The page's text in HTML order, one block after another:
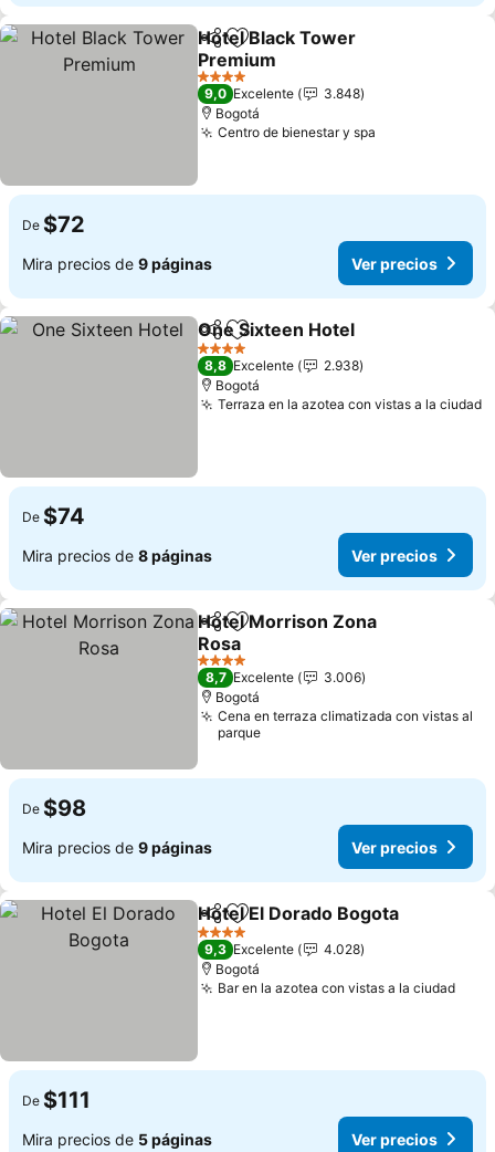
CompartirAgregar a favoritos
Hotel Black Tower
Premium
4 Estrellas
9,0 Excelente
3.848
Bogotá
Centro de bienestar y spa
De $72
Mira precios de 9 páginas Ver precios
CompartirAgregar a favoritos
One Sixteen Hotel
4 Estrellas
8,8 Excelente
2.938
Bogotá
Terraza en la azotea con vistas a la ciudad
De $74
Mira precios de 8 páginas Ver precios
CompartirAgregar a favoritos
Hotel Morrison Zona
Rosa
4 Estrellas
8,7 Excelente
3.006
Bogotá
Cena en terraza climatizada con vistas al
parque
De $98
Mira precios de 9 páginas Ver precios
CompartirAgregar a favoritos
Hotel El Dorado Bogota
4 Estrellas
9,3 Excelente
4.028
Bogotá
Bar en la azotea con vistas a la ciudad
De $111
Mira precios de 5 páginas Ver precios